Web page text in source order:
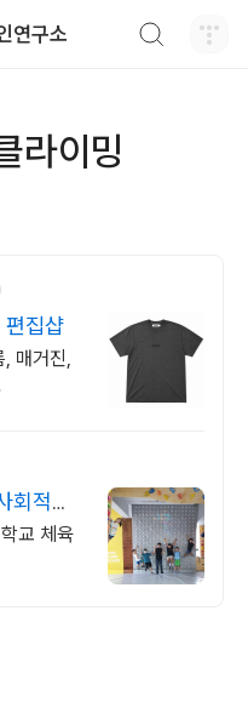
연구소
라이밍
편집샵
, 매거진,
회적기
교 체육